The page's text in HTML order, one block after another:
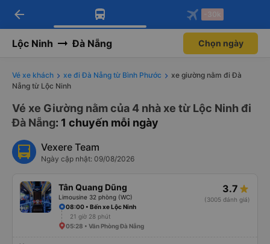
Tải app Vexere ngay!
Nhận ưu đãi thành viên độc
Mở app
Tải app Vexere
-30k/ghế khi đặt vé máy bay qua
Mở app
arrow_back -30k
Lộc Ninh Đà Nẵng Chọn ngày
Vé xe khách xe đi Đà Nẵng từ Bình Phước
xe giường nằm đi Đà
Nẵng từ Lộc Ninh
Vé xe Giường nằm của 4 nhà xe từ Lộc Ninh đi
Đà Nẵng: 1 chuyến mỗi ngày
Vexere Team
Ngày cập nhật: 09/08/2026
Tân Quang Dũng
Limousine 32 phòng (WC)
3.7
(3005 đánh giá)
08:00 • Bến xe Lộc Ninh
21 giờ 28 phút
05:28 • Văn Phòng Đà Nẵng